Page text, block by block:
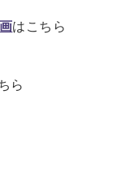
はこちら
ら